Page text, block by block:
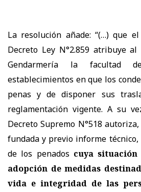
La resolución añade: “(…) que
Decreto Ley N°2.859 atribuye
Gendarmería la facultad
establecimientos en que los
penas y de disponer sus
reglamentación vigente. A su
Decreto Supremo N°518
fundada y previo informe
de los penados cuya
adopción de medidas
vida e integridad de las